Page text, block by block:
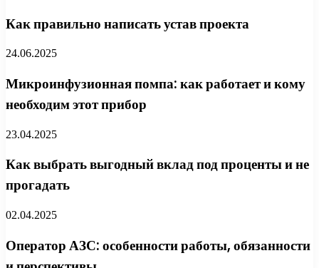
Как правильно написать устав проекта
24.06.2025
Микроинфузионная помпа: как работает и кому
необходим этот прибор
23.04.2025
Как выбрать выгодный вклад под проценты и не
прогадать
02.04.2025
Оператор АЗС: особенности работы, обязанности